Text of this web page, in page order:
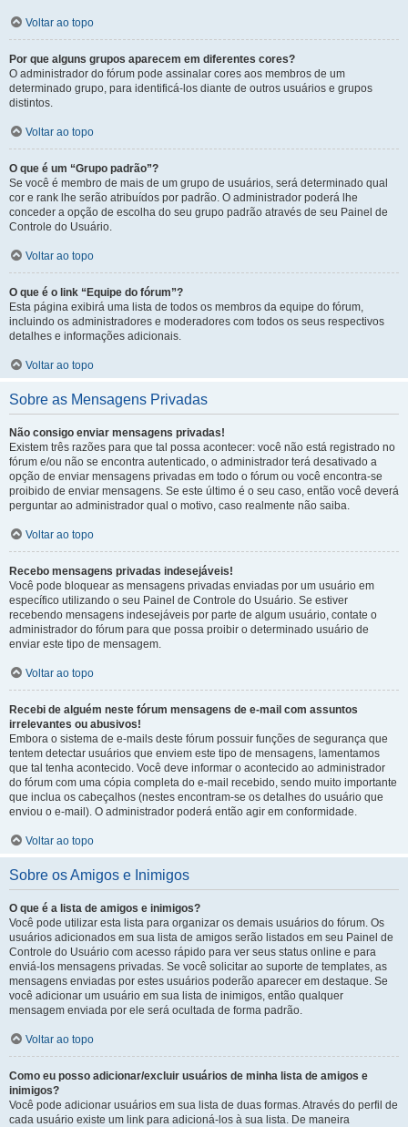
Voltar ao topo
Por que alguns grupos aparecem em diferentes cores?
O administrador do fórum pode assinalar cores aos membros de um
determinado grupo, para identificá-los diante de outros usuários e grupos
distintos.
Voltar ao topo
O que é um “Grupo padrão”?
Se você é membro de mais de um grupo de usuários, será determinado qual
cor e rank lhe serão atribuídos por padrão. O administrador poderá lhe
conceder a opção de escolha do seu grupo padrão através de seu Painel de
Controle do Usuário.
Voltar ao topo
O que é o link “Equipe do fórum”?
Esta página exibirá uma lista de todos os membros da equipe do fórum,
incluindo os administradores e moderadores com todos os seus respectivos
detalhes e informações adicionais.
Voltar ao topo
Sobre as Mensagens Privadas
Não consigo enviar mensagens privadas!
Existem três razões para que tal possa acontecer: você não está registrado no
fórum e/ou não se encontra autenticado, o administrador terá desativado a
opção de enviar mensagens privadas em todo o fórum ou você encontra-se
proibido de enviar mensagens. Se este último é o seu caso, então você deverá
perguntar ao administrador qual o motivo, caso realmente não saiba.
Voltar ao topo
Recebo mensagens privadas indesejáveis!
Você pode bloquear as mensagens privadas enviadas por um usuário em
específico utilizando o seu Painel de Controle do Usuário. Se estiver
recebendo mensagens indesejáveis por parte de algum usuário, contate o
administrador do fórum para que possa proibir o determinado usuário de
enviar este tipo de mensagem.
Voltar ao topo
Recebi de alguém neste fórum mensagens de e-mail com assuntos
irrelevantes ou abusivos!
Embora o sistema de e-mails deste fórum possuir funções de segurança que
tentem detectar usuários que enviem este tipo de mensagens, lamentamos
que tal tenha acontecido. Você deve informar o acontecido ao administrador
do fórum com uma cópia completa do e-mail recebido, sendo muito importante
que inclua os cabeçalhos (nestes encontram-se os detalhes do usuário que
enviou o e-mail). O administrador poderá então agir em conformidade.
Voltar ao topo
Sobre os Amigos e Inimigos
O que é a lista de amigos e inimigos?
Você pode utilizar esta lista para organizar os demais usuários do fórum. Os
usuários adicionados em sua lista de amigos serão listados em seu Painel de
Controle do Usuário com acesso rápido para ver seus status online e para
enviá-los mensagens privadas. Se você solicitar ao suporte de templates, as
mensagens enviadas por estes usuários poderão aparecer em destaque. Se
você adicionar um usuário em sua lista de inimigos, então qualquer
mensagem enviada por ele será ocultada de forma padrão.
Voltar ao topo
Como eu posso adicionar/excluir usuários de minha lista de amigos e
inimigos?
Você pode adicionar usuários em sua lista de duas formas. Através do perfil de
cada usuário existe um link para adicioná-los à sua lista. De maneira